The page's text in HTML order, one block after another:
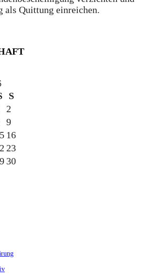
als Quittung einreichen.
S
2
9
16
23
30